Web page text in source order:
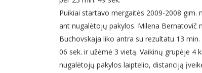
Puikiai startavo mergaitės 2009-2008 gim.
ant nugalėtojų pakylos. Milena Bernatovič
Buchovskaja liko antra su rezultatu 13
06 sek. ir užėmė 3 vietą. Vaikinų grupėje
nugalėtojų pakylos laiptelio, distanciją